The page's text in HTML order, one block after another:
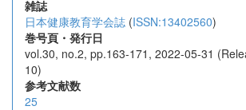
雑誌
日本健康教育学会誌 (ISSN:13402560)
巻号頁・発行日
vol.30, no.2, pp.163-171, 2022-05-31
10)
参考文献数
25